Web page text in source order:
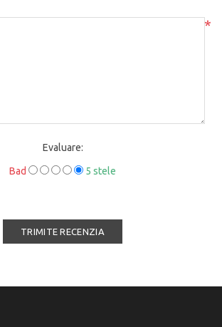
*
Evaluare:
Bad 5 stele